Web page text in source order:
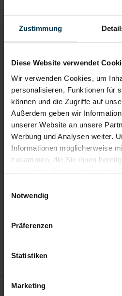
Zustimmung
Diese Website verwendet
Wir verwenden Cookies, um
personalisieren, Funktionen für
können und die Zugriffe auf
Außerdem geben wir
unserer Website an unsere
Werbung und Analysen weiter.
Informationen möglicherweise
zusammen, die Sie ihnen
Notwendig
Präferenzen
Statistiken
Marketing
Soziale Absicherung durch
TTI-Betriebsrat und
Fairnessabkommen
Weitere interessante
Lagerarbeiter Randegg
ab EUR
SPS-Spezialist mit Blick